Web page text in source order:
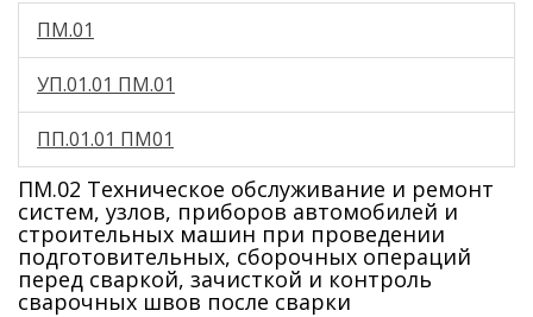
ПМ.01
УП.01.01 ПМ.01
ПП.01.01 ПМ01
ПМ.02 Техническое обслуживание и ремонт
систем, узлов, приборов автомобилей и
строительных машин при проведении
подготовительных, сборочных операций
перед сваркой, зачисткой и контроль
сварочных швов после сварки